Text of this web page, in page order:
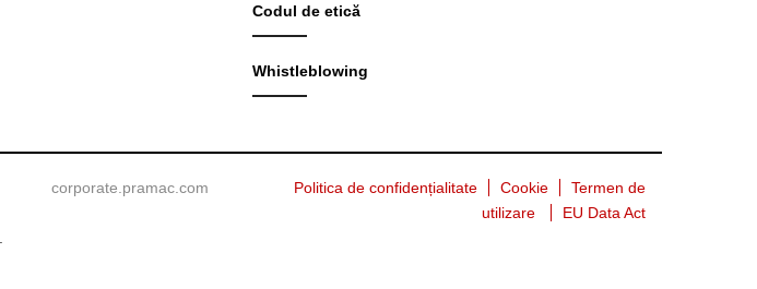
Codul de etică
Whistleblowing
corporate.pramac.com Politica de confidențialitate Cookie
Termen de
utilizare
EU Data Act